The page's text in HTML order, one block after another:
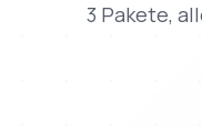
3 Pakete,